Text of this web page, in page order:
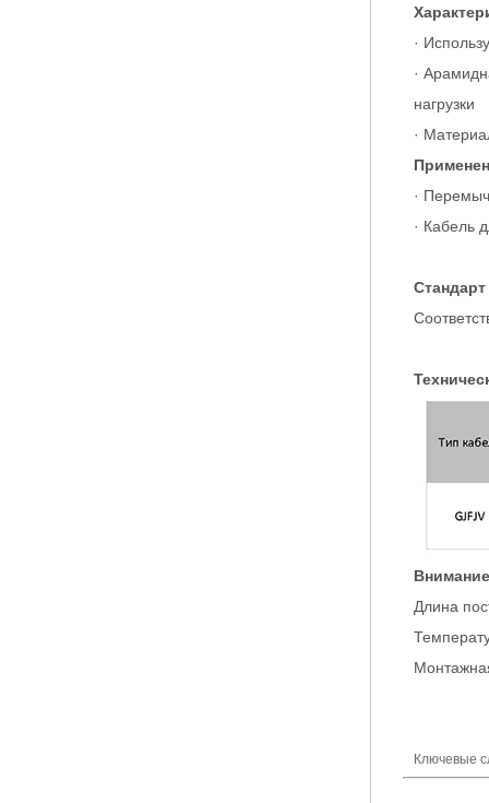
·
·
нагрузки
·
·
· Кабель
Внимание
Длина
Ключевые